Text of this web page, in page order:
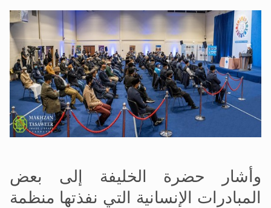
وأشار حضرة الخليفة إلى بعض
المبادرات الإنسانية التي نفذتها منظمة